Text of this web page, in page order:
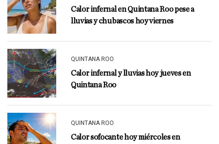
Calor infernal en Quintana Roo pese a
lluvias y chubascos hoy viernes
QUINTANA ROO
Calor infernal y lluvias hoy jueves en
Quintana Roo
QUINTANA ROO
Calor sofocante hoy miércoles en